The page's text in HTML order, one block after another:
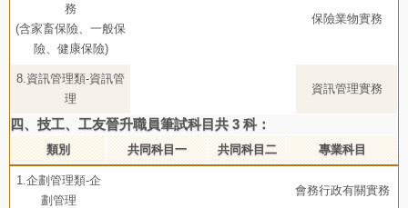
務
(含家畜保險、一般保
險、健康保險)
保險業物實務
8.資訊管理類-資訊管
理
資訊管理實務
四、技工、工友晉升職員筆試科目共 3 科：
類別 共同科目一 共同科目二 專業科目
1.企劃管理類-企
劃管理
會務行政有關實務